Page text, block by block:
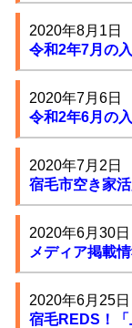
2020年8月1日
令和2年7月の
2020年7月6日
令和2年6月の
2020年7月2日
宿毛市空き家
2020年6月30日
メディア掲載
2020年6月25日
宿毛REDS！